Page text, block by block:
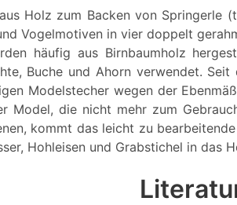
Holz zum Backen von Springerle
Vogelmotiven in vier doppelt
häufig aus Birnbaumholz
Buche und Ahorn verwendet.
Modelstecher wegen der
Model, die nicht mehr zum
kommt das leicht zu
Hohleisen und Grabstichel in das